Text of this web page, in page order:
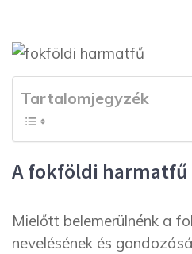
Tartalomjegyzék
A fokföldi
Mielőtt belemerülnénk a
nevelésének és